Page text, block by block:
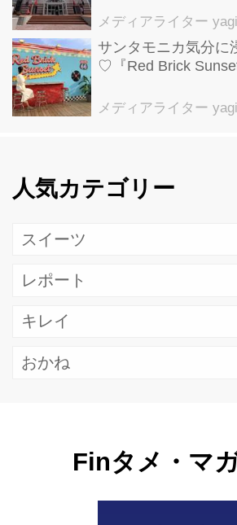
貌を公開
メディアライター
サンタモニカ気分に
♡『Red Brick
メディアライター
人気カテゴリー
スイーツ
レポート
キレイ
おかね
Finタメ・マ